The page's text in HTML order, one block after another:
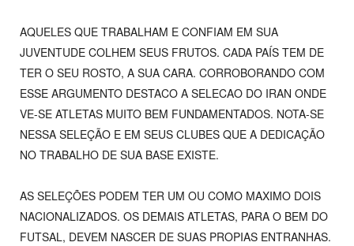
AQUELES QUE TRABALHAM E CONFIAM EM SUA
JUVENTUDE COLHEM SEUS FRUTOS. CADA PAÍS TEM DE
TER O SEU ROSTO, A SUA CARA. CORROBORANDO COM
ESSE ARGUMENTO DESTACO A SELECAO DO IRAN ONDE
VE-SE ATLETAS MUITO BEM FUNDAMENTADOS. NOTA-SE
NESSA SELEÇÃO E EM SEUS CLUBES QUE A DEDICAÇÃO
NO TRABALHO DE SUA BASE EXISTE.
AS SELEÇÕES PODEM TER UM OU COMO MAXIMO DOIS
NACIONALIZADOS. OS DEMAIS ATLETAS, PARA O BEM DO
FUTSAL, DEVEM NASCER DE SUAS PROPIAS ENTRANHAS.